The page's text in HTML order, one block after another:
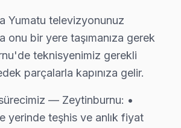
sonra. Belgede yapılan
tamir sırasında başka sorun
haber verilerek, ek
TV'yi servis atölyesine götürmek
genelinde ücretsiz kapıdan
düzeltme sonrası problem devam
Yumatu televizyonunuz
onu bir yere taşımanıza gerek
teknisyenimiz gerekli
parçalarla kapınıza gelir.
— Zeytinburnu: •
yerinde teşhis ve anlık fiyat